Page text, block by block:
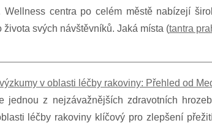
Wellness centra po celém městě nabízejí
života svých návštěvníků. Jaká místa (tantra
v oblasti léčby rakoviny: Přehled od
jednou z nejzávažnějších zdravotních
léčby rakoviny klíčový pro zlepšení